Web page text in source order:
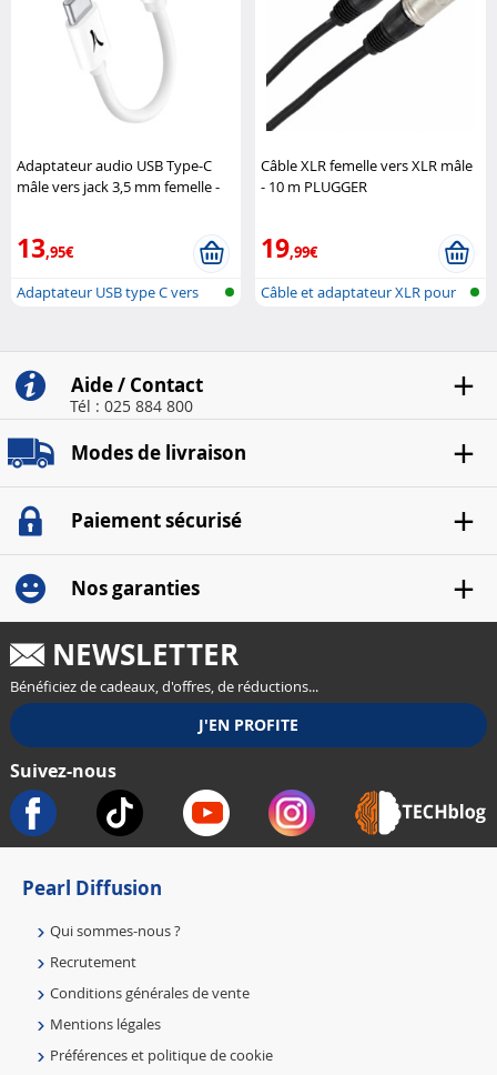
Adaptateur audio USB Type-C
mâle vers jack 3,5 mm femelle -
13,95€
Adaptateur USB type C vers
Câble XLR femelle vers XLR mâle
- 10 m PLUGGER
19,99€
Câble et adaptateur XLR pour
Aide / Contact
Tél : 025 884 800
Modes de livraison
Paiement sécurisé
Nos garanties
NEWSLETTER
Bénéficiez de cadeaux, d'offres, de réductions...
Suivez-nous
Pearl Diffusion
Qui sommes-nous ?
Recrutement
Conditions générales de vente
Mentions légales
Préférences et politique de cookie